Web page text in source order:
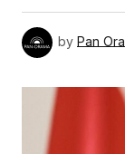
by Pan